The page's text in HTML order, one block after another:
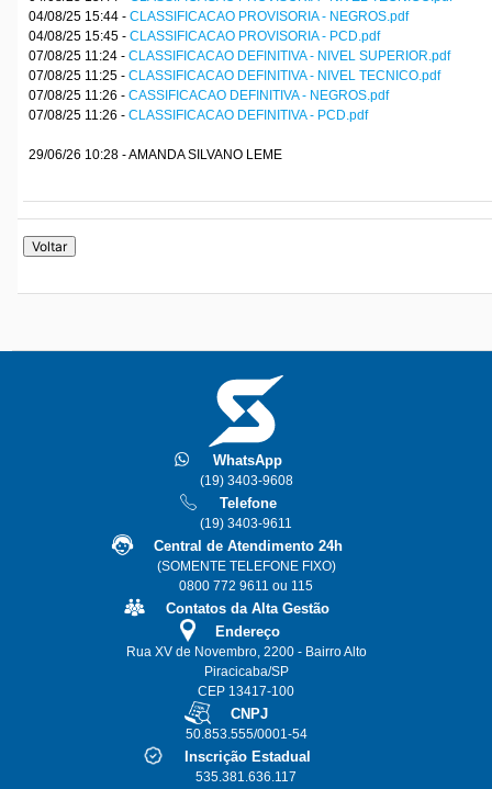
04/08/25 15:44 - CLASSIFICACAO PROVISORIA - NEGROS.pdf
04/08/25 15:45 - CLASSIFICACAO PROVISORIA - PCD.pdf
07/08/25 11:24 - CLASSIFICACAO DEFINITIVA - NIVEL SUPERIOR.pdf
07/08/25 11:25 - CLASSIFICACAO DEFINITIVA - NIVEL TECNICO.pdf
07/08/25 11:26 - CASSIFICACAO DEFINITIVA - NEGROS.pdf
07/08/25 11:26 - CLASSIFICACAO DEFINITIVA - PCD.pdf
29/06/26 10:28 - AMANDA SILVANO LEME
WhatsApp
(19) 3403-9608
Telefone
(19) 3403-9611
Central de Atendimento 24h
(SOMENTE TELEFONE FIXO)
0800 772 9611 ou 115
Contatos da Alta Gestão
Endereço
Rua XV de Novembro, 2200 - Bairro Alto
Piracicaba/SP
CEP 13417-100
CNPJ
50.853.555/0001-54
Inscrição Estadual
535.381.636.117